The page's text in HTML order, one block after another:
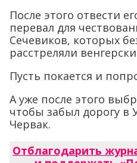
После этого отвести
перевал для
Сечевиков, которых
расстреляли
Пусть покается и
А уже после этого
чтобы забыл дорогу в
Червак.
Отблагодарить